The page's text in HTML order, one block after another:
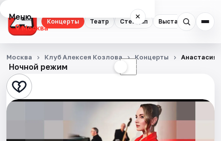
Концерты Театр Стендап Выставки
Меню ×
Москва
Концерты
Театр
Стендап
Выставки
Ночной режим ☾
Москва Клуб Алексея Козлова Концерты Анастасия